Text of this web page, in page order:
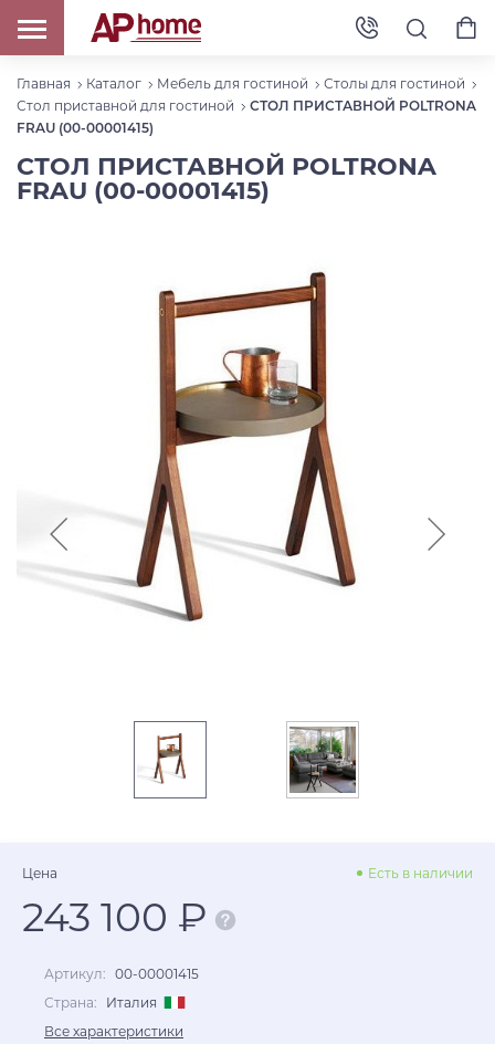
Главная Каталог Мебель для гостиной
Столы для гостиной
Стол приставной для гостиной
СТОЛ ПРИСТАВНОЙ POLTRONA
FRAU (00-00001415)
СТОЛ ПРИСТАВНОЙ POLTRONA
FRAU (00-00001415)
Цена Есть в наличии
243 100 ₽
Артикул: 00-00001415
Страна:
Италия
Все характеристики